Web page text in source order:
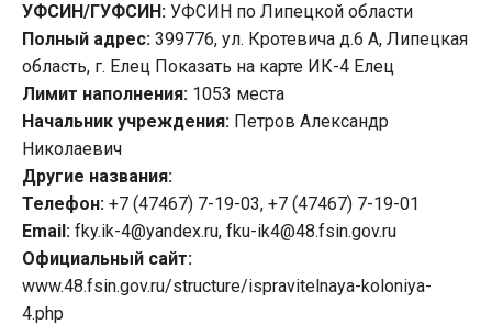
УФСИН/ГУФСИН: УФСИН по Липецкой области
Полный адрес: 399776, ул. Кротевича д.6 А, Липецкая
область, г. Елец Показать на карте ИК-4 Елец
Лимит наполнения: 1053 места
Начальник учреждения: Петров Александр
Николаевич
Другие названия:
Телефон: +7 (47467) 7-19-03, +7 (47467) 7-19-01
Email: fky.ik-4@yandex.ru, fku-ik4@48.fsin.gov.ru
Официальный сайт:
www.48.fsin.gov.ru/structure/ispravitelnaya-koloniya-
4.php